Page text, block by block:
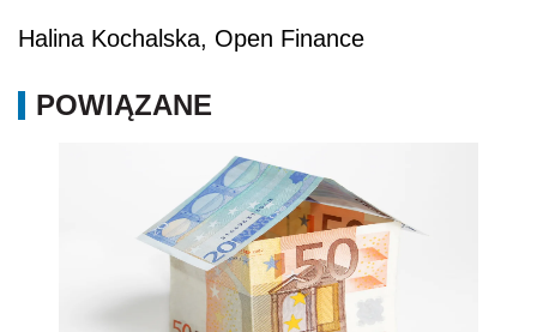
Halina Kochalska, Open Finance
POWIĄZANE